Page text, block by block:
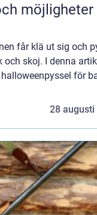
möjligheter
får klä ut sig och
skoj. I denna
för
28 augusti